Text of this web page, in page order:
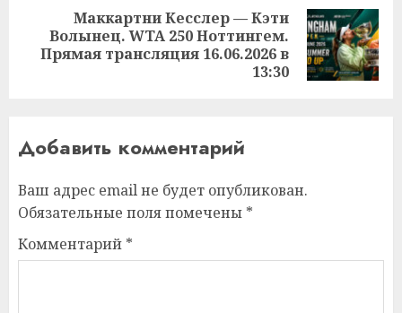
Следующая
запись:
Маккартни Кесслер — Кэти
Волынец. WTA 250 Ноттингем.
Прямая трансляция 16.06.2026 в
13:30
Добавить комментарий
Ваш адрес email не будет опубликован.
Обязательные поля помечены *
Комментарий *